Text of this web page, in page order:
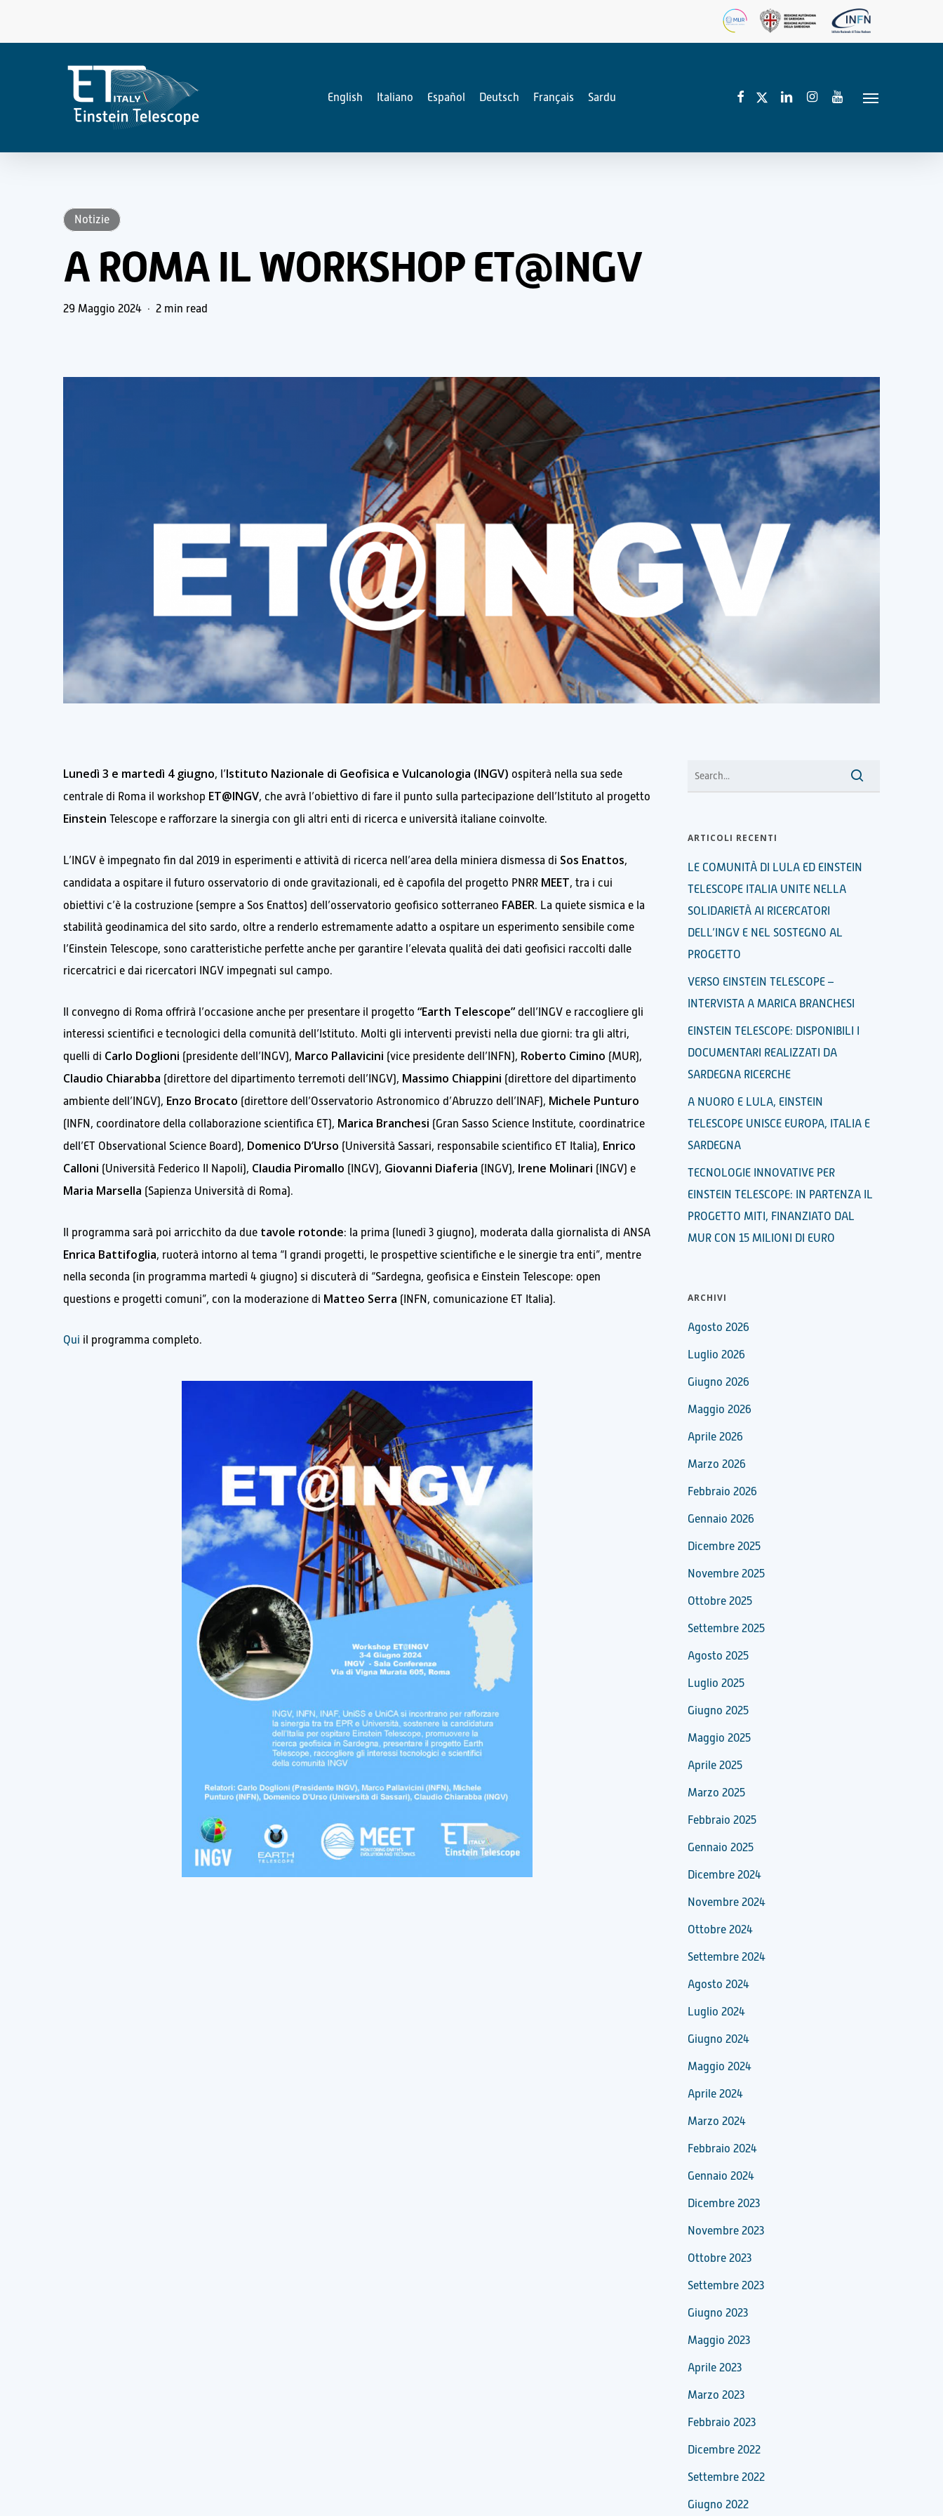
English
Italiano Español Deutsch Français Sardu facebooktwitterlinkedininstagramyoutubeMenu
Notizie
A ROMA IL WORKSHOP ET@INGV
29 Maggio 2024 2 min read
Lunedì 3 e martedì 4 giugno, l’Istituto Nazionale di Geofisica e Vulcanologia (INGV) ospiterà nella sua sede
centrale di Roma il workshop ET@INGV, che avrà l’obiettivo di fare il punto sulla partecipazione dell’Istituto al progetto
Einstein Telescope e rafforzare la sinergia con gli altri enti di ricerca e università italiane coinvolte.
L’INGV è impegnato fin dal 2019 in esperimenti e attività di ricerca nell’area della miniera dismessa di Sos Enattos,
candidata a ospitare il futuro osservatorio di onde gravitazionali, ed è capofila del progetto PNRR MEET, tra i cui
obiettivi c’è la costruzione (sempre a Sos Enattos) dell’osservatorio geofisico sotterraneo FABER. La quiete sismica e la
stabilità geodinamica del sito sardo, oltre a renderlo estremamente adatto a ospitare un esperimento sensibile come
l’Einstein Telescope, sono caratteristiche perfette anche per garantire l’elevata qualità dei dati geofisici raccolti dalle
ricercatrici e dai ricercatori INGV impegnati sul campo.
Il convegno di Roma offrirà l’occasione anche per presentare il progetto “Earth Telescope” dell’INGV e raccogliere gli
interessi scientifici e tecnologici della comunità dell’Istituto. Molti gli interventi previsti nella due giorni: tra gli altri,
quelli di Carlo Doglioni (presidente dell’INGV), Marco Pallavicini (vice presidente dell’INFN), Roberto Cimino (MUR),
Claudio Chiarabba (direttore del dipartimento terremoti dell’INGV), Massimo Chiappini (direttore del dipartimento
ambiente dell’INGV), Enzo Brocato (direttore dell’Osservatorio Astronomico d’Abruzzo dell’INAF), Michele Punturo
(INFN, coordinatore della collaborazione scientifica ET), Marica Branchesi (Gran Sasso Science Institute, coordinatrice
dell’ET Observational Science Board), Domenico D’Urso (Università Sassari, responsabile scientifico ET Italia), Enrico
Calloni (Università Federico II Napoli), Claudia Piromallo (INGV), Giovanni Diaferia (INGV), Irene Molinari (INGV) e
Maria Marsella (Sapienza Università di Roma).
Il programma sarà poi arricchito da due tavole rotonde: la prima (lunedì 3 giugno), moderata dalla giornalista di ANSA
Enrica Battifoglia, ruoterà intorno al tema “I grandi progetti, le prospettive scientifiche e le sinergie tra enti”, mentre
nella seconda (in programma martedì 4 giugno) si discuterà di “Sardegna, geofisica e Einstein Telescope: open
questions e progetti comuni”, con la moderazione di Matteo Serra (INFN, comunicazione ET Italia).
Qui il programma completo.
ARTICOLI RECENTI
LE COMUNITÀ DI LULA ED EINSTEIN
TELESCOPE ITALIA UNITE NELLA
SOLIDARIETÀ AI RICERCATORI
DELL’INGV E NEL SOSTEGNO AL
PROGETTO
VERSO EINSTEIN TELESCOPE –
INTERVISTA A MARICA BRANCHESI
EINSTEIN TELESCOPE: DISPONIBILI I
DOCUMENTARI REALIZZATI DA
SARDEGNA RICERCHE
A NUORO E LULA, EINSTEIN
TELESCOPE UNISCE EUROPA, ITALIA E
SARDEGNA
TECNOLOGIE INNOVATIVE PER
EINSTEIN TELESCOPE: IN PARTENZA IL
PROGETTO MITI, FINANZIATO DAL
MUR CON 15 MILIONI DI EURO
ARCHIVI
Agosto 2026
Luglio 2026
Giugno 2026
Maggio 2026
Aprile 2026
Marzo 2026
Febbraio 2026
Gennaio 2026
Dicembre 2025
Novembre 2025
Ottobre 2025
Settembre 2025
Agosto 2025
Luglio 2025
Giugno 2025
Maggio 2025
Aprile 2025
Marzo 2025
Febbraio 2025
Gennaio 2025
Dicembre 2024
Novembre 2024
Ottobre 2024
Settembre 2024
Agosto 2024
Luglio 2024
Giugno 2024
Maggio 2024
Aprile 2024
Marzo 2024
Febbraio 2024
Gennaio 2024
Dicembre 2023
Novembre 2023
Ottobre 2023
Settembre 2023
Giugno 2023
Maggio 2023
Aprile 2023
Marzo 2023
Febbraio 2023
Dicembre 2022
Settembre 2022
Giugno 2022